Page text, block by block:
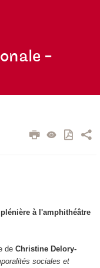
-
à l'amphithéâtre
de Christine Delory-
sociales et